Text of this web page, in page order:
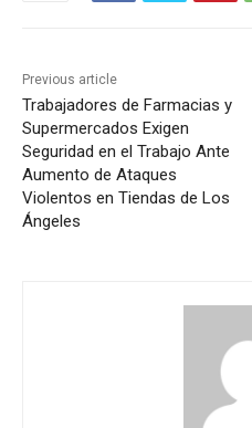
Previous article
Trabajadores de Farmacias y
Supermercados Exigen
Seguridad en el Trabajo Ante
Aumento de Ataques
Violentos en Tiendas de Los
Ángeles